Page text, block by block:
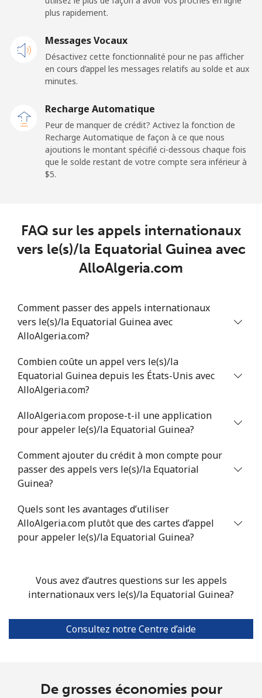
⁦$5⁩
Landlines
⁦17.9¢⁩
27 min pour
⁦11¢⁩
Equatorial Guinea
All country ⁦72.9¢⁩ 6 min pour ⁦$5⁩ -
Eritrea
Mobile ⁦32.9¢⁩
15 min pour
⁦8¢⁩
Ligne fixe ⁦1.5¢⁩
333 min pour
Mobile ⁦48.5¢⁩
10 min pour
⁦$5⁩
Ligne fixe ⁦25.9¢⁩
19 min pour
Mobile
24 min pour
Ethiopia
Mobile ⁦29.9¢⁩
16 min pour
-
plus rapidement.
Messages Vocaux
Désactivez cette fonctionnalité pour ne pas afficher
en cours d’appel les messages relatifs au solde et aux
minutes.
Recharge Automatique
Peur de manquer de crédit? Activez la fonction de
Recharge Automatique de façon à ce que nous
ajoutions le montant spécifié ci-dessous chaque fois
que le solde restant de votre compte sera inférieur à
⁦$5⁩.
FAQ sur les appels internationaux
vers le(s)/la Equatorial Guinea avec
AlloAlgeria.com
Comment passer des appels internationaux
vers le(s)/la Equatorial Guinea avec
AlloAlgeria.com?
Combien coûte un appel vers le(s)/la
Equatorial Guinea depuis les États-Unis avec
AlloAlgeria.com?
AlloAlgeria.com propose-t-il une application
pour appeler le(s)/la Equatorial Guinea?
Comment ajouter du crédit à mon compte pour
passer des appels vers le(s)/la Equatorial
Guinea?
Quels sont les avantages d’utiliser
AlloAlgeria.com plutôt que des cartes d’appel
pour appeler le(s)/la Equatorial Guinea?
Vous avez d’autres questions sur les appels
internationaux vers le(s)/la Equatorial Guinea?
Consultez notre Centre d’aide
De grosses économies pour